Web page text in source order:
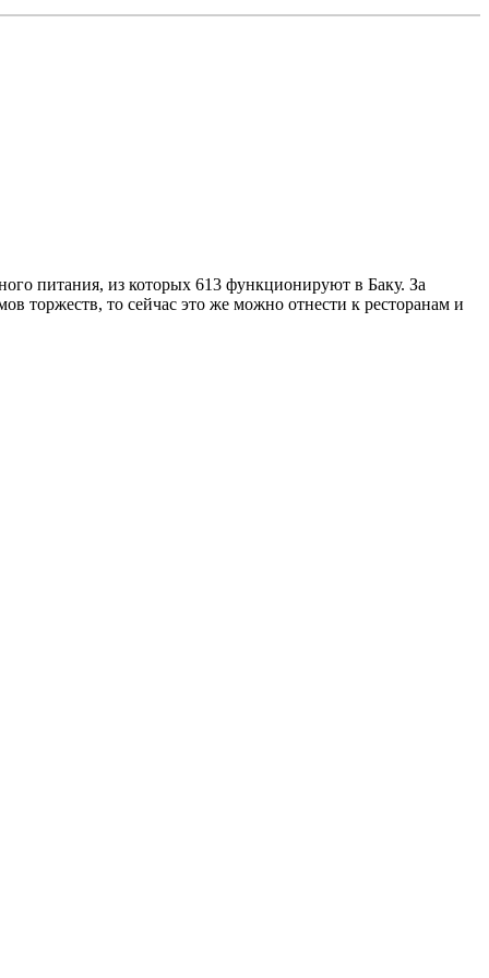
питания, из которых 613 функционируют в Баку. За
торжеств, то сейчас это же можно отнести к ресторанам и